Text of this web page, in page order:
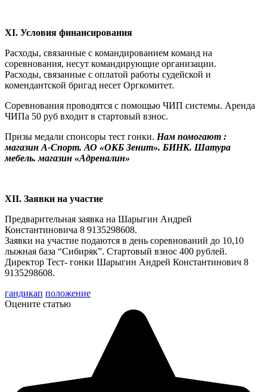
XI. Условия финансирования
Расходы, связанные с командированием команд на
соревнования, несут командирующие организации.
Расходы, связанные с оплатой работы судейской и
комендантской бригад несет Оргкомитет.
Соревнования проводятся с помощью ЧИП системы. Аренда
ЧИПа 50 руб входит в стартовый взнос.
Призы медали спонсоры тест гонки. Нам помогают :
магазин А-Спорт. АО «ОКБ Зенит». БИНК. Шатура
мебель. магазин «Адреналин»
XII. Заявки на участие
Предварительная заявка на Шарыгин Андрей
Константиновича 8 9135298608.
Заявки на участие подаются в день соревнований до 10,10
лыжная база “Сибиряк”. Стартовый взнос 400 рублей.
Директор Тест- гонки Шарыгин Андрей Константинович 8
9135298608.
гандикап положение
Оцените статью